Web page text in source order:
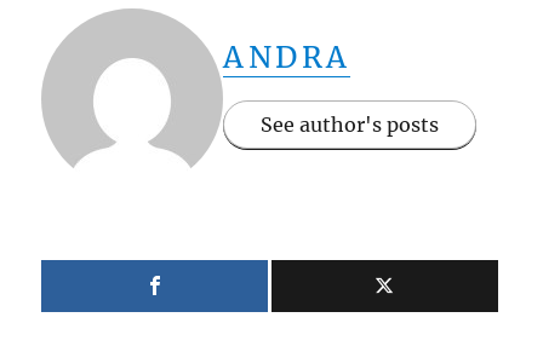
ANDRA
See author's posts